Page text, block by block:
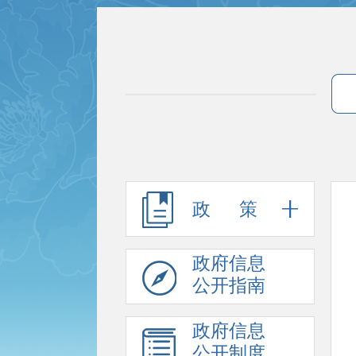
政 策
政府信息
公开指南
政府信息